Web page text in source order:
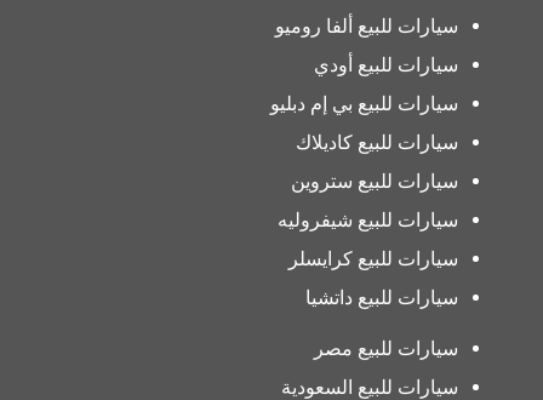
سيارات للبيع ألفا روميو
سيارات للبيع أودي
سيارات للبيع بي إم دبليو
سيارات للبيع كاديلاك
سيارات للبيع ستروين
سيارات للبيع شيفروليه
سيارات للبيع كرايسلر
سيارات للبيع داتشيا
سيارات للبيع مصر
سيارات للبيع السعودية